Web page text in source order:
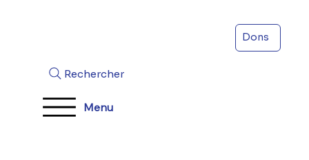
Menu
Rechercher
Dons